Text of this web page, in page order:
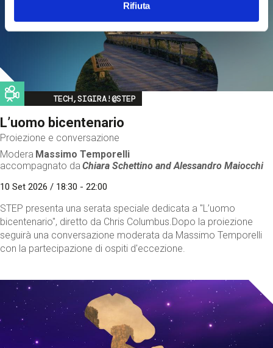
Rifiuta
Image
TECH,SIGIRA!@STEP
L’uomo bicentenario
Proiezione e conversazione
Modera Massimo Temporelli
accompagnato da Chiara Schettino andAlessandro Maiocchi
10 Set 2026 / 18:30 - 22:00
STEP presenta una serata speciale dedicata a "L’uomo
bicentenario", diretto da Chris Columbus.Dopo la proiezione
seguirà una conversazione moderata da Massimo Temporelli
con la partecipazione di ospiti d'eccezione.